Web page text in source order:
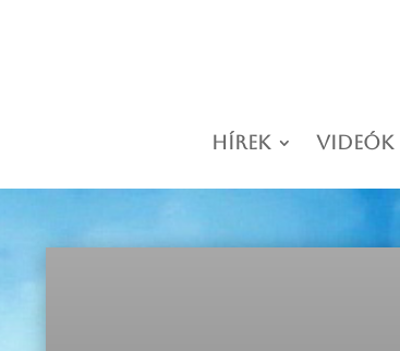
Hírek Videók